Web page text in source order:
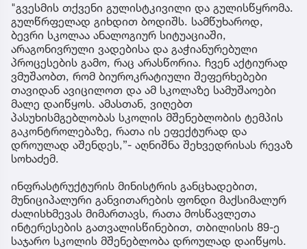
"გვესმის თქვენი გულისტკივილი და გულისწყრომა.
გულწრფელად გიხდით ბოდიშს. სამწუხაროდ,
ბევრი სკოლაა ანალოგიურ სიტუაციაში,
არაგონივრული ვადებისა და გაჭიანურებული
პროცესების გამო, რაც არასწორია. ჩვენ აქტიურად
ვმუშაობთ, რომ ბიუროკრატიული შეფერხებები
თავიდან ავიცილოთ და ამ სკოლაზე სამუშაოები
მალე დაიწყოს. ამასთან, ვიღებთ
პასუხისმგებლობას სკოლის მშენებლობის ტემპის
გაკონტროლებაზე, რათა ის ეფექტურად და
დროულად აშენდეს,”- აღნიშნა შეხვედრისას რევაზ
სოხაძემ.
ინფრასტრუქტურის მინისტრის განცხადებით,
მუნიციპალური განვითარების ფონდი მაქსიმალურ
ძალისხმევას მიმართავს, რათა მოსწავლეთა
ინტერესების გათვალისწინებით, თბილისის 89-ე
საჯარო სკოლის მშენებლობა დროულად დაიწყოს.